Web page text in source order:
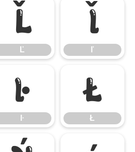
Ľ
Ľ
ľ
ľ
ŀ
ŀ
Ł
Ł